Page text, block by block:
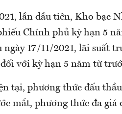
lần đầu tiên, Kho bạc
Chính phủ kỳ hạn 5
ngày 17/11/2021, lãi suất
với kỳ hạn 5 năm từ
tại, phương thức đấu
mắt, phương thức đa